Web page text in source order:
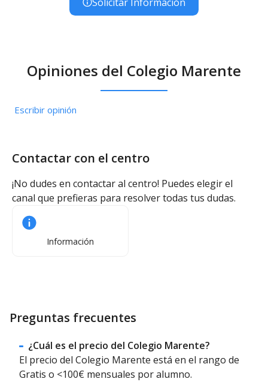
Opiniones del Colegio Marente
Escribir opinión
Contactar con el centro
¡No dudes en contactar al centro! Puedes elegir el
canal que prefieras para resolver todas tus dudas.
Información
Preguntas frecuentes
¿Cuál es el precio del Colegio Marente?
El precio del Colegio Marente está en el rango de
Gratis o <100€ mensuales por alumno.